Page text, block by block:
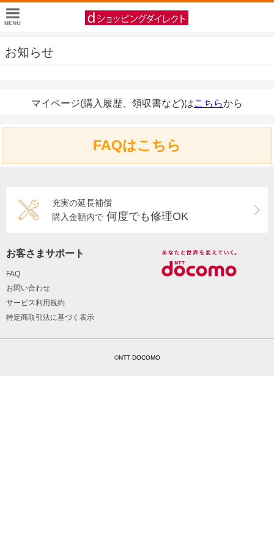
お知らせ
マイページ(購入履歴、領収書など)はこちらから
FAQはこちら
充実の延長補償
購入金額内で 何度でも修理OK
お客さまサポート
FAQ
お問い合わせ
サービス利用規約
特定商取引法に基づく表示
©NTT DOCOMO